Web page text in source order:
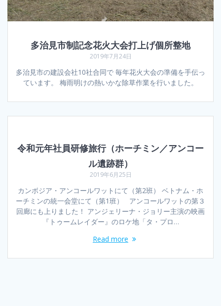
多治見市制記念花火大会打上げ個所整地
2019年7月24日
多治見市の建設会社10社合同で 毎年花火大会の準備を手伝っ
ています。 梅雨明けの熱いかな除草作業を行いました。
令和元年社員研修旅行（ホーチミン／アンコー
ル遺跡群）
2019年6月25日
カンボジア・アンコールワットにて（第2班） ベトナム・ホ
ーチミンの統一会堂にて（第1班） アンコールワットの第３
回廊にも上りました！ アンジェリーナ・ジョリー主演の映画
『トゥームレイダー』のロケ地「タ・プロ…
Read more